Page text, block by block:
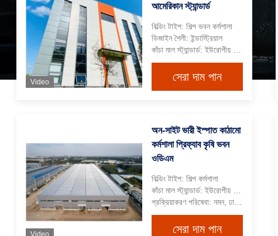
Video
আমেরিকান স্ট্যান্ডার্ড
বিল্ডিং টাইপ: শিল্প ভবন কর্মশালা
ডিজাইন শৈলী: ইন্ডাস্ট্রিয়াল
সেরা দাম পান
Video
অন-সাইট ভারী ইস্পাত কাঠামো
কর্মশালা প্রিফ্যাব কৃষি ভবন
ওডিএম
বিল্ডিং টাইপ: শিল্প কর্মশালা
সেরা দাম পান